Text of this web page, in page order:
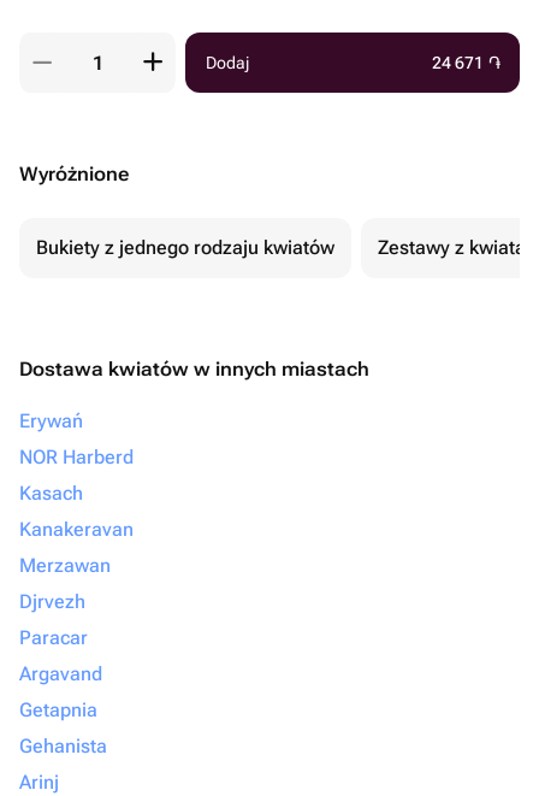
Dodaj 24 671 ֏
Wyróżnione
Bukiety z jednego rodzaju kwiatów Zestawy z
Dostawa kwiatów w innych miastach
Erywań
NOR Harberd
Kasach
Kanakeravan
Merzawan
Djrvezh
Paracar
Argavand
Getapnia
Gehanista
Arinj